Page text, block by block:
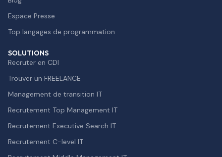
Espace Presse
Top langages de programmation
SOLUTIONS
Recruter en CDI
Trouver un FREELANCE
Management de transition IT
Recrutement Top Management IT
Recrutement Executive Search IT
Recrutement C-level IT